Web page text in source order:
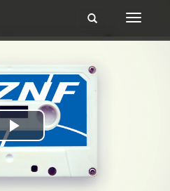
Toggle
Toggle
Play
Video